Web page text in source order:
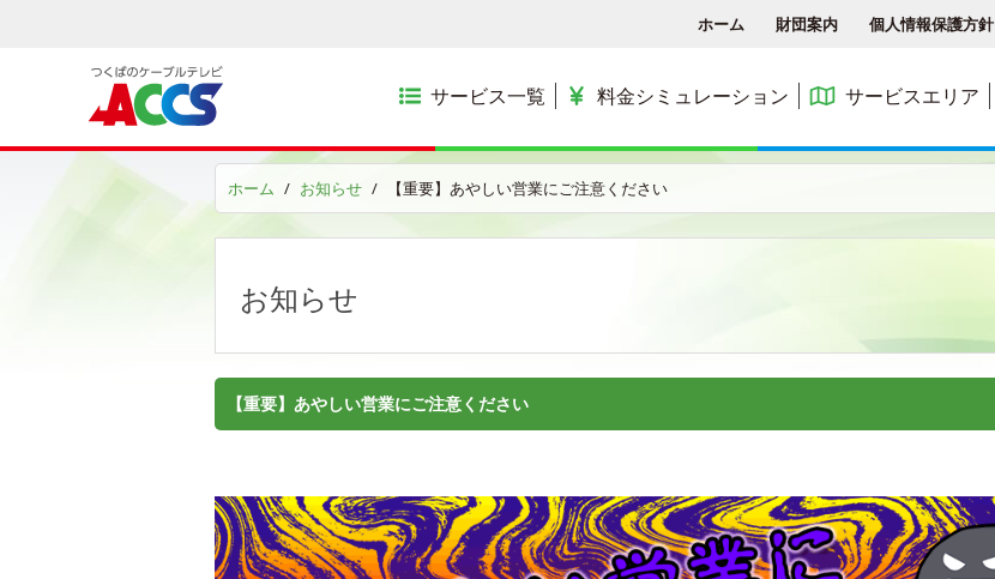
ホーム 財団案内 個人情報保護方針
サービス一覧
ACCSTV
コミュニティチャンネル
料金シミュレーション サービスエリア
公団・県営住宅
各種手続き
ホーム お知らせ 【重要】あやしい営業にご注意ください
お知らせ
【重要】あやしい営業にご注意ください